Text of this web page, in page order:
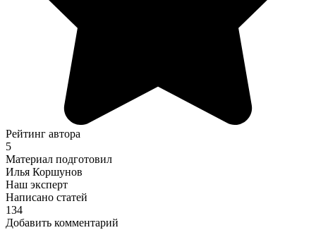
Рейтинг автора
5
Материал подготовил
Илья Коршунов
Наш эксперт
Написано статей
134
Добавить комментарий